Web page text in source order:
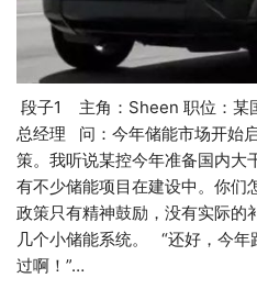
段子1 主角：Sheen 职位：某
总经理 问：今年储能市场开始
策。我听说某控今年准备国内大
有不少储能项目在建设中。你
政策只有精神鼓励，没有实际的
几个小储能系统。 “还好，今
过啊！”…